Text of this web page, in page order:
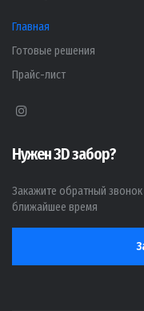
Главная
Готовые решения
Прайс-лист
Нужен 3D забор?
Закажите обратный
ближайшее время